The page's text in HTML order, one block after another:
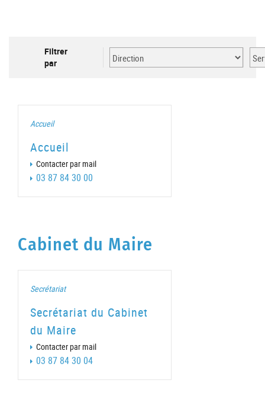
Accueil
Accueil
Contacter par mail
03 87 84 30 00
Cabinet du Maire
Secrétariat
Secrétariat du Cabinet
du Maire
Contacter par mail
03 87 84 30 04